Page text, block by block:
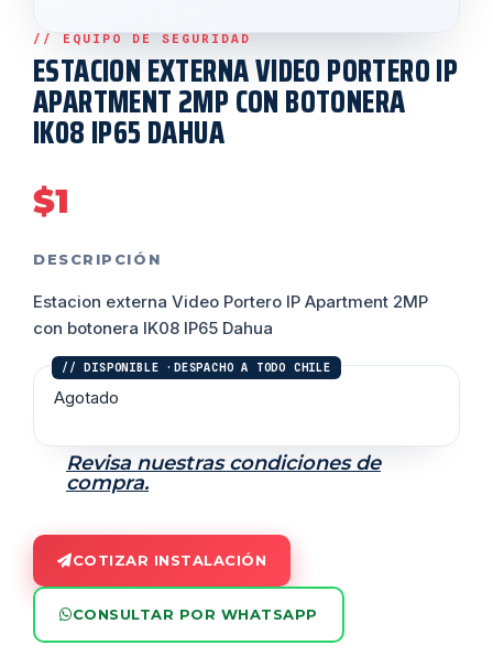
ESTACION EXTERNA VIDEO PORTERO IP
APARTMENT 2MP CON BOTONERA
IK08 IP65 DAHUA
$1
DESCRIPCIÓN
Estacion externa Video Portero IP Apartment 2MP
con botonera IK08 IP65 Dahua
Agotado
Revisa nuestras condiciones de
compra.
COTIZAR INSTALACIÓN
CONSULTAR POR WHATSAPP